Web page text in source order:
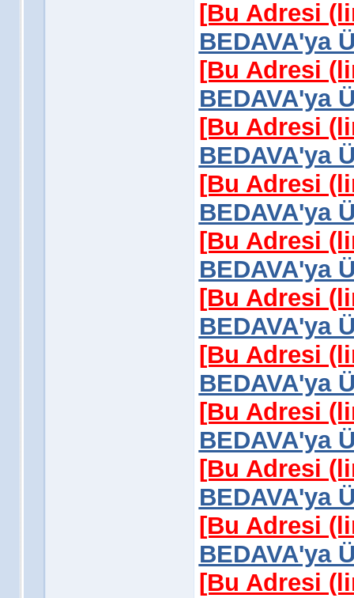
[Bu Adresi
BEDAVA'ya
[Bu Adresi
BEDAVA'ya
[Bu Adresi
BEDAVA'ya
[Bu Adresi
BEDAVA'ya
[Bu Adresi
BEDAVA'ya
[Bu Adresi
BEDAVA'ya
[Bu Adresi
BEDAVA'ya
[Bu Adresi
BEDAVA'ya
[Bu Adresi
BEDAVA'ya
[Bu Adresi
BEDAVA'ya
[Bu Adresi